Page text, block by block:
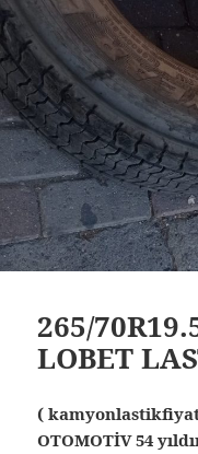
265/
LOBET
(
OTOMOTİV 54